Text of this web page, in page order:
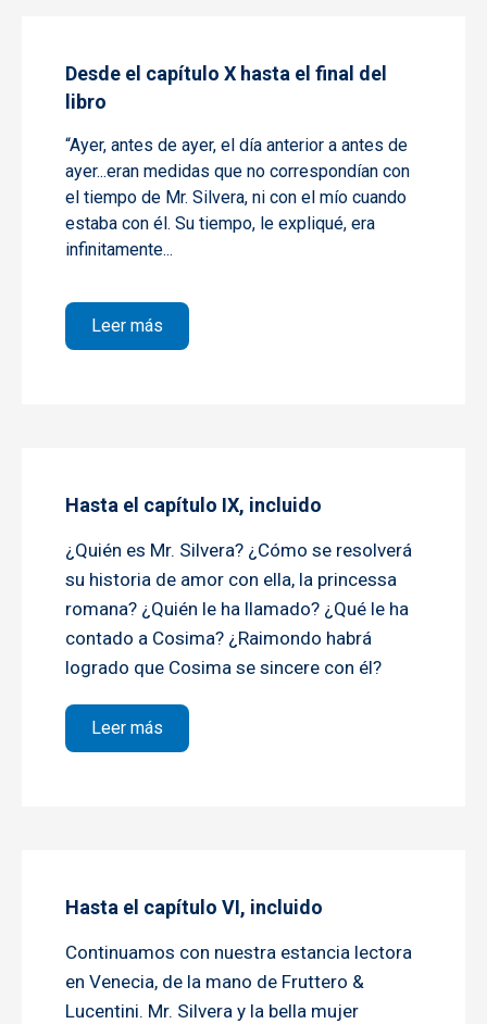
Desde el capítulo X hasta el final del
libro
“Ayer, antes de ayer, el día anterior a antes de
ayer...eran medidas que no correspondían con
el tiempo de Mr. Silvera, ni con el mío cuando
estaba con él. Su tiempo, le expliqué, era
infinitamente...
Leer más
Hasta el capítulo IX, incluido
¿Quién es Mr. Silvera? ¿Cómo se resolverá
su historia de amor con ella, la princessa
romana? ¿Quién le ha llamado? ¿Qué le ha
contado a Cosima? ¿Raimondo habrá
logrado que Cosima se sincere con él?
Leer más
Hasta el capítulo VI, incluido
Continuamos con nuestra estancia lectora
en Venecia, de la mano de Fruttero &
Lucentini. Mr. Silvera y la bella mujer